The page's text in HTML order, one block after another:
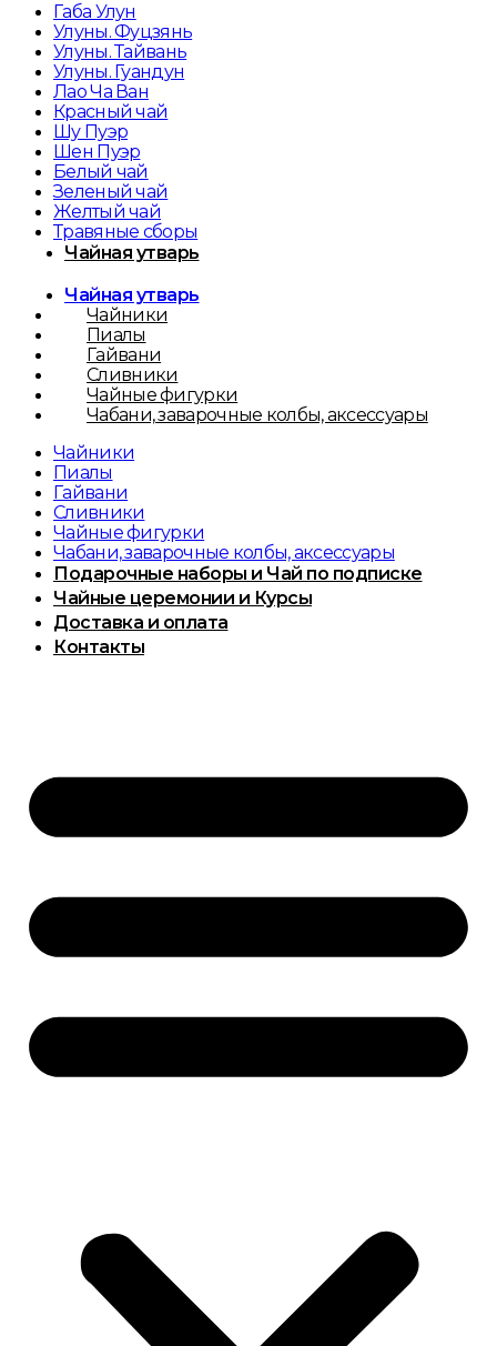
Габа Улун
Улуны. Фуцзянь
Улуны. Тайвань
Улуны. Гуандун
Лао Ча Ван
Красный чай
Шу Пуэр
Шен Пуэр
Белый чай
Зеленый чай
Желтый чай
Травяные сборы
Чайная утварь
Чайная утварь
Чайники
Пиалы
Гайвани
Сливники
Чайные фигурки
Чабани, заварочные колбы, аксессуары
Чайники
Пиалы
Гайвани
Сливники
Чайные фигурки
Чабани, заварочные колбы, аксессуары
Подарочные наборы и Чай по подписке
Чайные церемонии и Курсы
Доставка и оплата
Контакты